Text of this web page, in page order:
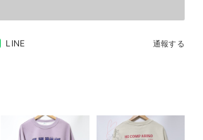
LINE 通報する